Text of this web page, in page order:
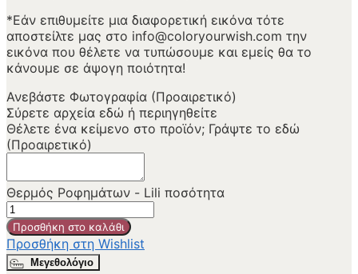
*Εάν επιθυμείτε μια διαφορετική εικόνα τότε
αποστείλτε μας στο info@coloryourwish.com την
εικόνα που θέλετε να τυπώσουμε και εμείς θα το
κάνουμε σε άψογη ποιότητα!
Ανεβάστε Φωτογραφία (Προαιρετικό)
Σύρετε αρχεία εδώ ή περιηγηθείτε
Θέλετε ένα κείμενο στο προϊόν; Γράψτε το εδώ
(Προαιρετικό)
Θερμός Ροφημάτων - Lili ποσότητα
Προσθήκη στο καλάθι
Προσθήκη στη Wishlist
Μεγεθολόγιο